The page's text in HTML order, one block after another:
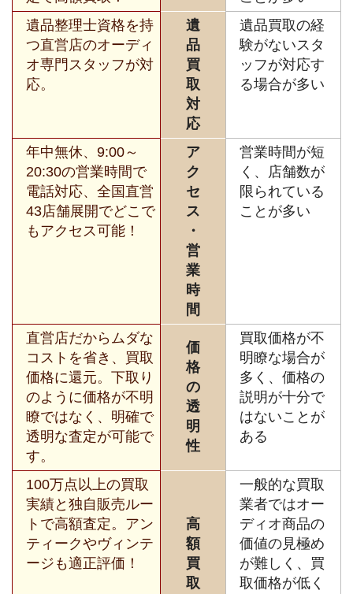
遺品整理士資格を持
つ直営店のオーディ
オ専門スタッフが対
応。
遺
品
買
取
対
応
遺品買取の経
験がないスタ
ッフが対応す
る場合が多い
年中無休、9:00～
20:30の営業時間で
電話対応、全国直営
43店舗展開でどこで
もアクセス可能！
ア
ク
セ
ス
・
営
業
時
間
営業時間が短
く、店舗数が
限られている
ことが多い
直営店だからムダな
コストを省き、買取
価格に還元。下取り
のように価格が不明
瞭ではなく、明確で
透明な査定が可能で
す。
価
格
の
透
明
性
買取価格が不
明瞭な場合が
多く、価格の
説明が十分で
はないことが
ある
100万点以上の買取
実績と独自販売ルー
トで高額査定。アン
ティークやヴィンテ
ージも適正評価！
高
額
買
取
一般的な買取
業者ではオー
ディオ商品の
価値の見極め
が難しく、買
取価格が低く